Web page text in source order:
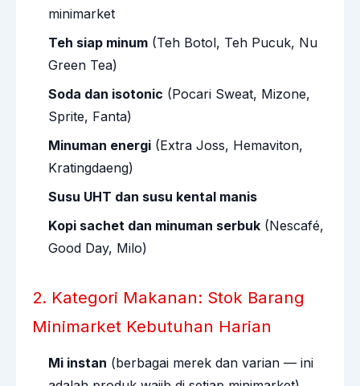
minimarket
Teh siap minum (Teh Botol, Teh Pucuk, Nu
Green Tea)
Soda dan isotonic (Pocari Sweat, Mizone,
Sprite, Fanta)
Minuman energi (Extra Joss, Hemaviton,
Kratingdaeng)
Susu UHT dan susu kental manis
Kopi sachet dan minuman serbuk (Nescafé,
Good Day, Milo)
2. Kategori Makanan: Stok Barang
Minimarket Kebutuhan Harian
Mi instan (berbagai merek dan varian — ini